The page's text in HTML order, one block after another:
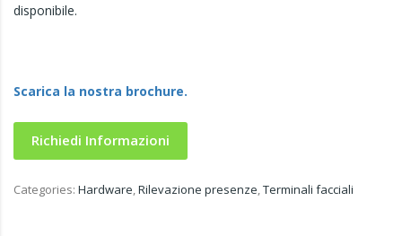
disponibile.
Scarica la nostra brochure.
Richiedi Informazioni
Categories: Hardware,Rilevazione presenze,Terminali facciali